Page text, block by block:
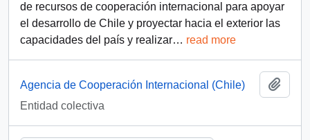
de recursos de cooperación internacional para apoyar
el desarrollo de Chile y proyectar hacia el exterior las
capacidades del país y realizar… read more
Agencia de Cooperación Internacional (Chile)
Entidad colectiva